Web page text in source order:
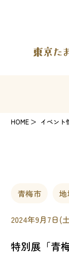
HOME イベント
青梅市
2024年9月7日(
特別展「青